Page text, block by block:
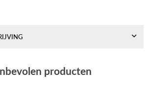
producten